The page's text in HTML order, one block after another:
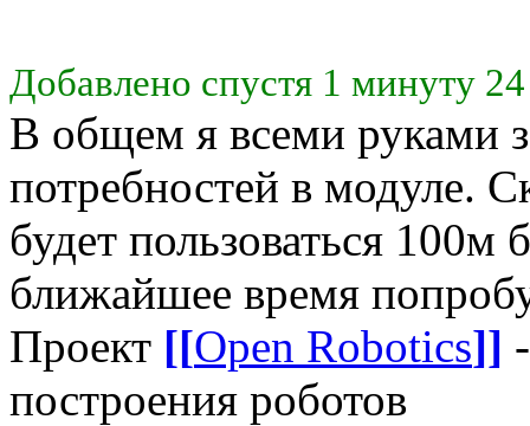
Добавлено спустя 1 минуту
В общем я всеми руками
потребностей в модуле.
будет пользоваться
ближайшее время
Проект [[Open Robotics]]
построения роботов